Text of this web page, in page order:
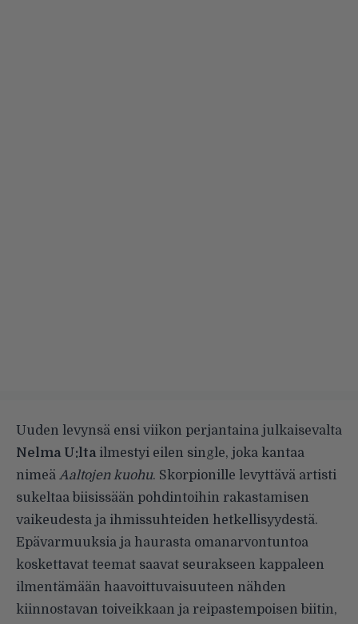
Uuden levynsä ensi viikon perjantaina julkaisevalta
Nelma U:ltailmestyi eilen single, joka kantaa
nimeä Aaltojen kuohu. Skorpionille levyttävä artisti
sukeltaa biisissään pohdintoihin rakastamisen
vaikeudesta ja ihmissuhteiden hetkellisyydestä.
Epävarmuuksia ja haurasta omanarvontuntoa
koskettavat teemat saavat seurakseen kappaleen
ilmentämään haavoittuvaisuuteen nähden
kiinnostavan toiveikkaan ja reipastempoisen biitin,